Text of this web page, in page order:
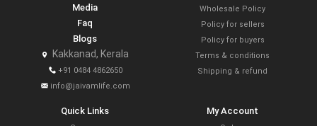
Media
Faq
Blogs
Kakkanad, Kerala
+91 0484 4862650
info@jaivamlife.com
Wholesale Policy
Policy for sellers
Policy for buyers
Terms & conditions
Shipping & refund
Quick Links My Account